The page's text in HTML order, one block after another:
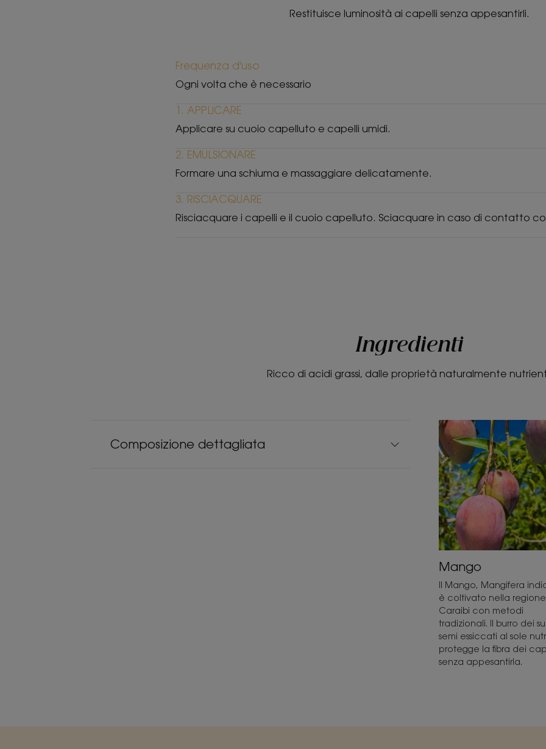
Restituisce luminosità ai capelli senza appesantirli.
Frequenza d'uso
Ogni volta che è necessario
1. APPLICARE
Applicare su cuoio capelluto e capelli umidi.
2. EMULSIONARE
Formare una schiuma e massaggiare delicatamente.
3. RISCIACQUARE
Risciacquare i capelli e il cuoio capelluto. Sciacquare in caso di contatto
Ingredienti
Ricco di acidi grassi, dalle proprietà naturalmente
Composizione dettagliata
Mango
Il Mango, Mangifera
è coltivato nella
Caraibi con metodi
tradizionali. Il burro dei
semi essiccati al sole
protegge la fibra dei
senza appesantirla.